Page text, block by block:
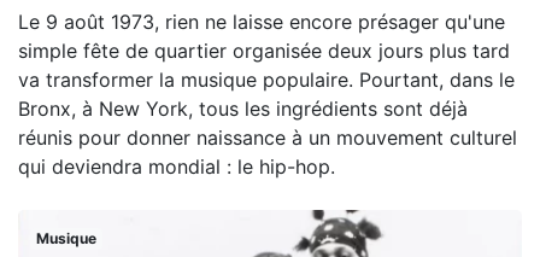
Le 9 août 1973, rien ne laisse encore présager qu'une
simple fête de quartier organisée deux jours plus tard
va transformer la musique populaire. Pourtant, dans le
Bronx, à New York, tous les ingrédients sont déjà
réunis pour donner naissance à un mouvement culturel
qui deviendra mondial : le hip-hop.
Musique